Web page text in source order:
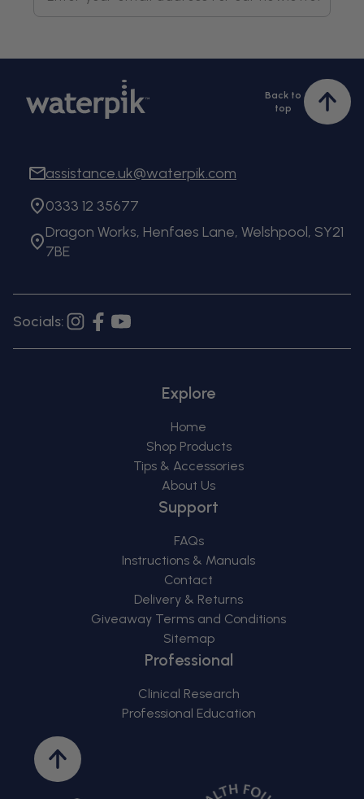
Back to
top
to
assistance.uk@waterpik.com
0333 12 35677
Dragon Works, Henfaes Lane, Welshpool, SY21
7BE
Socials: Instagram
FacebookYouTube
Explore
Home
Shop Products
Tips & Accessories
About Us
Support
FAQs
Instructions & Manuals
Contact
Delivery & Returns
Giveaway Terms and Conditions
Sitemap
Professional
Clinical Research
Professional Education
Back
to
top